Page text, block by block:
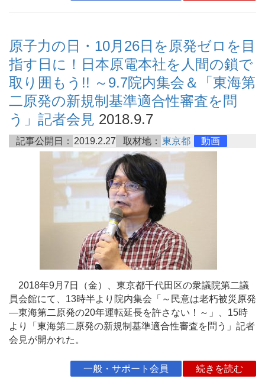
原子力の日・10月26日を原発ゼロを目
指す日に！日本原電本社を人間の鎖で
取り囲もう!! ～9.7院内集会＆「東海第
二原発の新規制基準適合性審査を問
う」記者会見 2018.9.7
記事公開日： 2019.2.27 取材地： 東京都 動画
2018年9月7日（金）、東京都千代田区の衆議院第二議
員会館にて、13時半より院内集会「～民意は老朽被災原発
―東海第二原発の20年運転延長を許さない！～」、15時
より「東海第二原発の新規制基準適合性審査を問う」記者
会見が開かれた。
一般・サポート会員 続きを読む